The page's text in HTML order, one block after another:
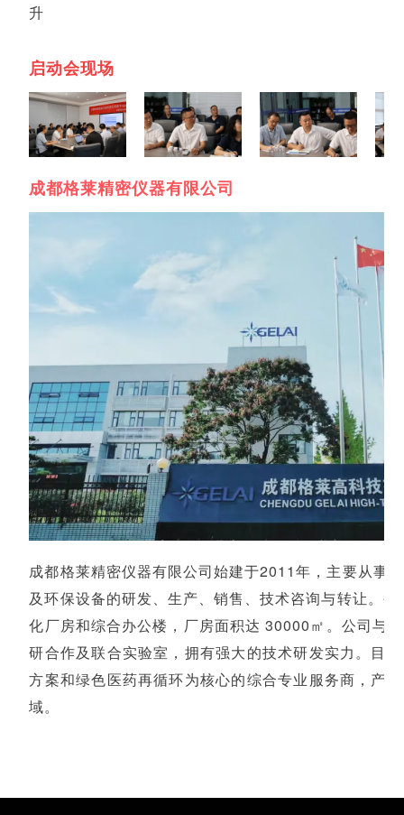
升
启动会现场
成都格莱精密仪器有限公司
成都格莱精密仪器有限公司始建于2011年，主要从事
及环保设备的研发、生产、销售、技术咨询与转让。
化厂房和综合办公楼，厂房面积达 30000㎡。公司与
研合作及联合实验室，拥有强大的技术研发实力。目
方案和绿色医药再循环为核心的综合专业服务商，产
域。